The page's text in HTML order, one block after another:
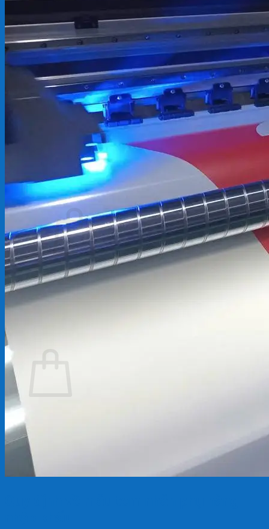
In Tem Nhãn
In Decal
Tin tức
Tin Tức In Kỹ Thuật Số
Tin Tức In UV
Tin tức công ty
Tuyển dụng
Câu hỏi thường gặp
kiếm:
Giỏ hàng /0₫
Chưa có sản phẩm trong giỏ hàng.
Quay trở lại cửa hàng
Quay trở lại cửa hàng